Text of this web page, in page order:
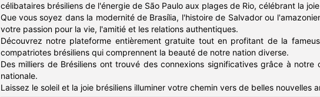
célibataires brésiliens de l'énergie de São Paulo aux plages de Rio, célébrant la
Que vous soyez dans la modernité de Brasília, l'histoire de Salvador ou
votre passion pour la vie, l'amitié et les relations authentiques.
Découvrez notre plateforme entièrement gratuite tout en profitant de la
compatriotes brésiliens qui comprennent la beauté de notre nation diverse.
Des milliers de Brésiliens ont trouvé des connexions significatives grâce à
nationale.
Laissez le soleil et la joie brésiliens illuminer votre chemin vers de belles nouvelles